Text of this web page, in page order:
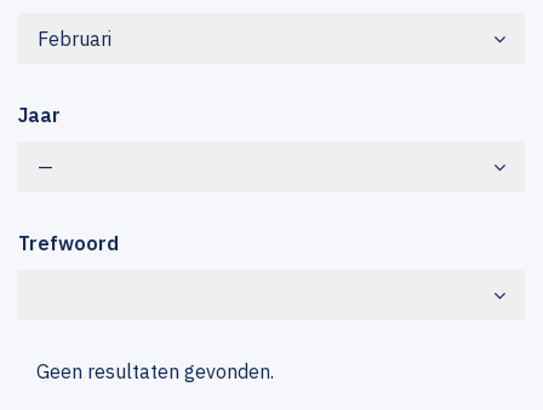
Februari
Jaar
—
Trefwoord
Geen resultaten gevonden.